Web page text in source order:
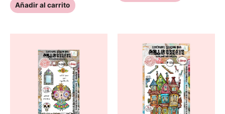
Añadir al carrito